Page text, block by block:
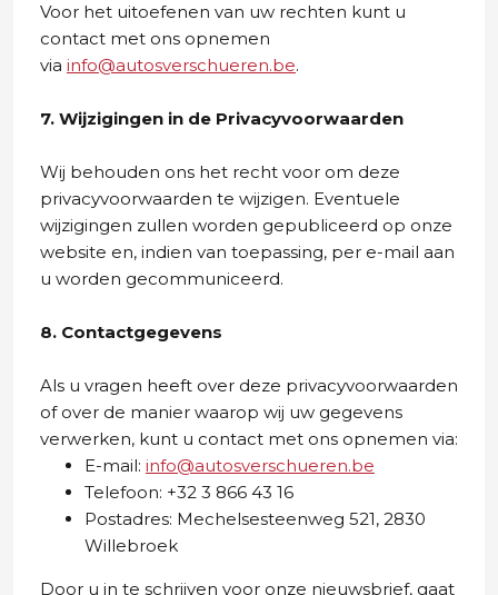
Voor het uitoefenen van uw rechten kunt u
contact met ons opnemen
via info@autosverschueren.be.
7. Wijzigingen in de Privacyvoorwaarden
Wij behouden ons het recht voor om deze
privacyvoorwaarden te wijzigen. Eventuele
wijzigingen zullen worden gepubliceerd op onze
website en, indien van toepassing, per e-mail aan
u worden gecommuniceerd.
8. Contactgegevens
Als u vragen heeft over deze privacyvoorwaarden
of over de manier waarop wij uw gegevens
verwerken, kunt u contact met ons opnemen via:
E-mail: info@autosverschueren.be
Telefoon: +32 3 866 43 16
Postadres: Mechelsesteenweg 521, 2830
Willebroek
Door u in te schrijven voor onze nieuwsbrief, gaat